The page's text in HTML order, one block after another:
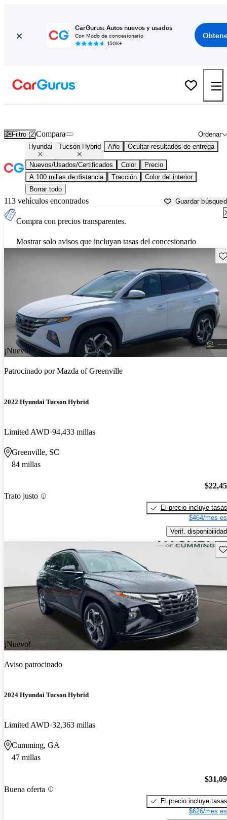
CarGurus: Autos nuevos y usados
Con Modo de concesionario
150K+
Filtro (2) Ordenar
Compara
Hyundai Tucson Hybrid Año Ocultar resultados de entrega
Nuevos/Usados/Certificados Color
Precio
A 100 millas de distancia
Tracción
Color del interior
Borrar todo
113 vehículos encontrados Guardar
Compra con precios transparentes.
Mostrar solo avisos que incluyan tasas del concesionario
¡Nuevo!
Patrocinado porMazda of Greenville
2022 Hyundai Tucson Hybrid
Limited AWD 94,433 millas
Greenville, SC
84 millas
Trato justo
El precio incluye tasas
$464/mes
Verif. disponibilidad
¡Nuevo!
Aviso patrocinado
2024 Hyundai Tucson Hybrid
Limited AWD 32,363 millas
Cumming, GA
47 millas
Buena oferta
El precio incluye tasas
$626/mes